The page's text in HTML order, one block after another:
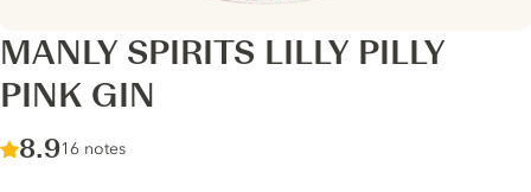
MANLY SPIRITS LILLY PILLY
PINK GIN
Score :
8.9/ 10
16 notes